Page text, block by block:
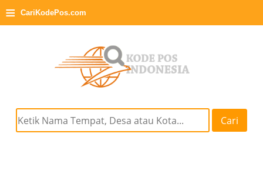
≡ CariKodePos.com
Cari